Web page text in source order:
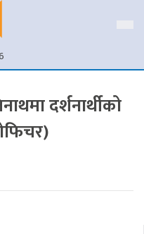
दर्शनार्थीको